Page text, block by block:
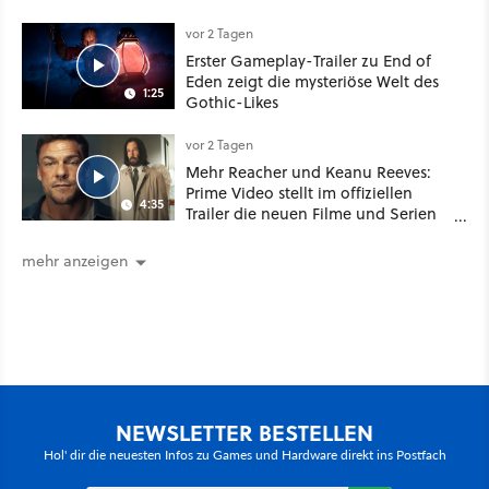
Schwert
1:25
vor 2 Tagen
Erster Gameplay-Trailer zu End of
Eden zeigt die mysteriöse Welt des
Gothic-Likes
4:35
vor 2 Tagen
Mehr Reacher und Keanu Reeves:
Prime Video stellt im offiziellen
Trailer die neuen Filme und Serien
mehr anzeigen
NEWSLETTER BESTELLEN
Hol' dir die neuesten Infos zu Games und Hardware direkt ins Postfach